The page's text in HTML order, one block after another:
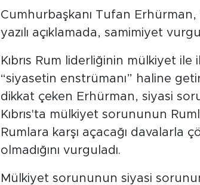
Cumhurbaşkanı Tufan
yazılı açıklamada, samimiyet
Kıbrıs Rum liderliğinin mülkiyet
“siyasetin enstrümanı” haline
dikkat çeken Erhürman, siyasi
Kıbrıs'ta mülkiyet sorununun
Rumlara karşı açacağı davalarla
olmadığını vurguladı.
Mülkiyet sorununun siyasi